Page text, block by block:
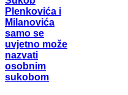
Plenkovića i
Milanovića
samo se
uvjetno može
nazvati
osobnim
sukobom